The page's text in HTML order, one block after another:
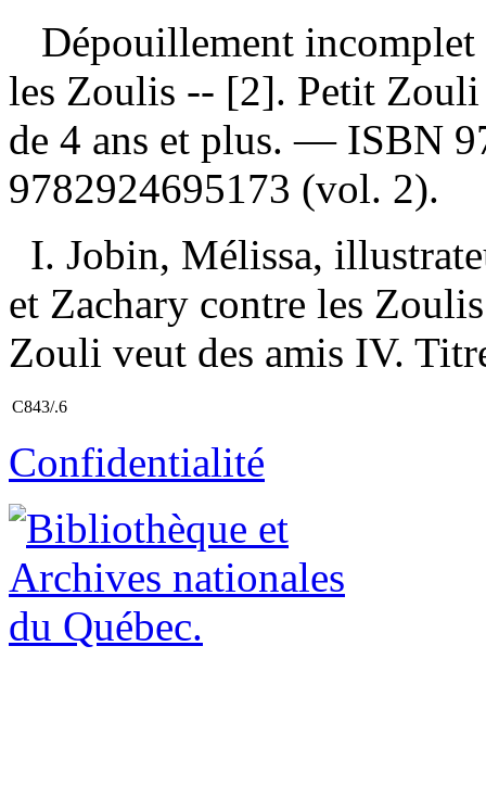
Dépouillement
les Zoulis -- [2]. Petit
de 4 ans et plus. — ISBN
9782924695173 (vol. 2).
I. Jobin, Mélissa,
et Zachary contre les
Zouli veut des amis IV.
C843/.6
Confidentialité